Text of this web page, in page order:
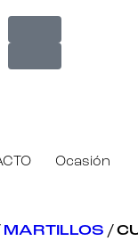
Ocasión
MARTILLOS /